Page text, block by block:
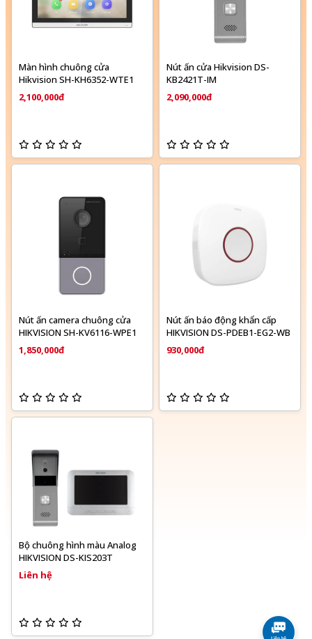
Màn hình chuông cửa
Hikvision SH-KH6352-WTE1
2,100,000đ
Nút ấn cửa Hikvision DS-
KB2421T-IM
2,090,000đ
Nút ấn camera chuông cửa
HIKVISION SH-KV6116-WPE1
1,850,000đ
Nút ấn báo động khẩn cấp
HIKVISION DS-PDEB1-EG2-WB
930,000đ
Bộ chuông hình màu Analog
HIKVISION DS-KIS203T
Liên hệ